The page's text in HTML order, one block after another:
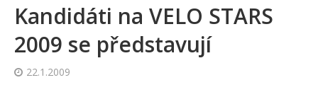
Kandidáti na VELO STARS
2009 se představují
22.1.2009